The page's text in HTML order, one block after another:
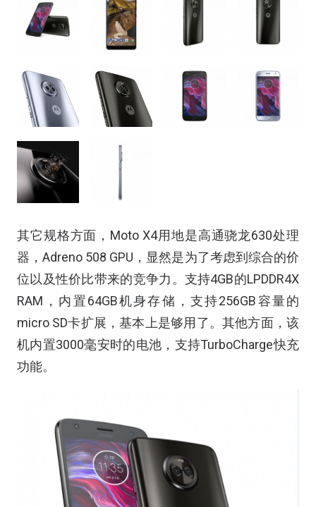
其它规格方面，Moto X4用地是高通骁龙630处理
器，Adreno 508 GPU，显然是为了考虑到综合的价
位以及性价比带来的竞争力。支持4GB的LPDDR4X
RAM，内置64GB机身存储，支持256GB容量的
micro SD卡扩展，基本上是够用了。其他方面，该
机内置3000毫安时的电池，支持TurboCharge快充
功能。